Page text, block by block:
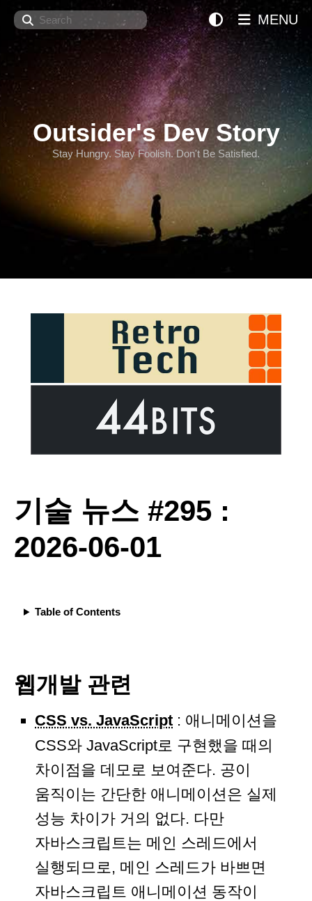
Search
Outsider's Dev Story
Stay Hungry. Stay Foolish. Don't Be Satisfied.
MENU
기술 뉴스 #295 :
2026-06-01
Table of Contents
웹개발 관련
CSS vs. JavaScript : 애니메이션을
CSS와 JavaScript로 구현했을 때의
차이점을 데모로 보여준다. 공이
움직이는 간단한 애니메이션은 실제
성능 차이가 거의 없다. 다만
자바스크립트는 메인 스레드에서
실행되므로, 메인 스레드가 바쁘면
자바스크립트 애니메이션 동작이